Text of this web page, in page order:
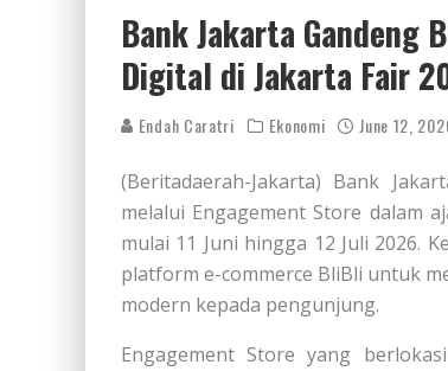
Bank Jakarta Gandeng
Digital di Jakarta Fair
Endah Caratri Ekonomi June 12,
(Beritadaerah-Jakarta) Bank
melalui Engagement Store dalam
mulai 11 Juni hingga 12 Juli 2026.
platform e-commerce BliBli untuk
modern kepada pengunjung.
Engagement Store yang